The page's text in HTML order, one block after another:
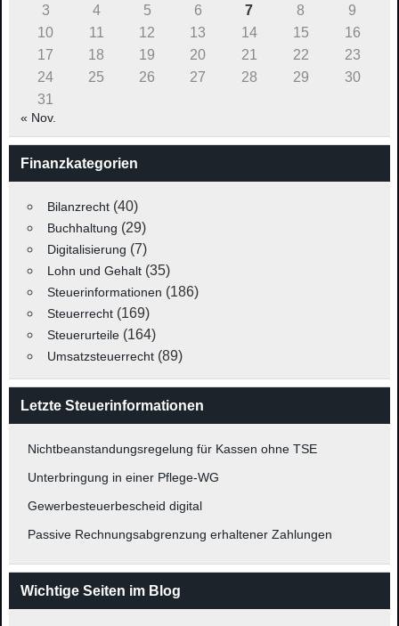
3
4 5 6 7 8
9
10
11 12 13 14 15
16
17
18 19 20 21 22
23
24
25 26 27 28 29
30
31
« Nov.
Finanzkategorien
Bilanzrecht(40)
Buchhaltung (29)
Digitalisierung (7)
Lohn und Gehalt(35)
Steuerinformationen (186)
Steuerrecht(169)
Steuerurteile(164)
Umsatzsteuerrecht(89)
Letzte Steuerinformationen
Nichtbeanstandungsregelung für Kassen ohne TSE
Unterbringung in einer Pflege-WG
Gewerbesteuerbescheid digital
Passive Rechnungsabgrenzung erhaltener Zahlungen
Wichtige Seiten im Blog